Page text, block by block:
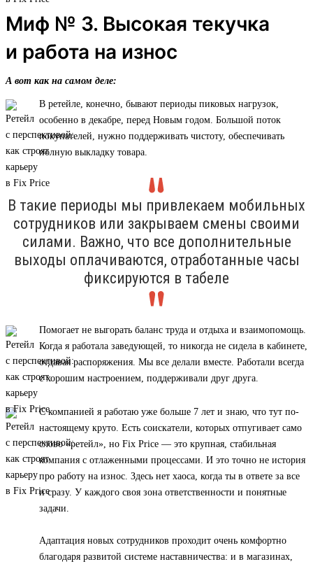
Миф № 3. Высокая текучка
и работа на износ
А вот как на самом деле:
В ретейле, конечно, бывают периоды пиковых нагрузок,
особенно в декабре, перед Новым годом. Большой поток
покупателей, нужно поддерживать чистоту, обеспечивать
полную выкладку товара.
В такие периоды мы привлекаем мобильных
сотрудников или закрываем смены своими
силами. Важно, что все дополнительные
выходы оплачиваются, отработанные часы
фиксируются в табеле
Помогает не выгорать баланс труда и отдыха и взаимопомощь.
Когда я работала заведующей, то никогда не сидела в кабинете,
отдавая распоряжения. Мы все делали вместе. Работали всегда
с хорошим настроением, поддерживали друг друга.
С компанией я работаю уже больше 7 лет и знаю, что тут по-
настоящему круто. Есть соискатели, которых отпугивает само
слово «ретейл», но Fix Price — это крупная, стабильная
компания с отлаженными процессами. И это точно не история
про работу на износ. Здесь нет хаоса, когда ты в ответе за все
и сразу. У каждого своя зона ответственности и понятные
задачи.
Адаптация новых сотрудников проходит очень комфортно
благодаря развитой системе наставничества: и в магазинах,